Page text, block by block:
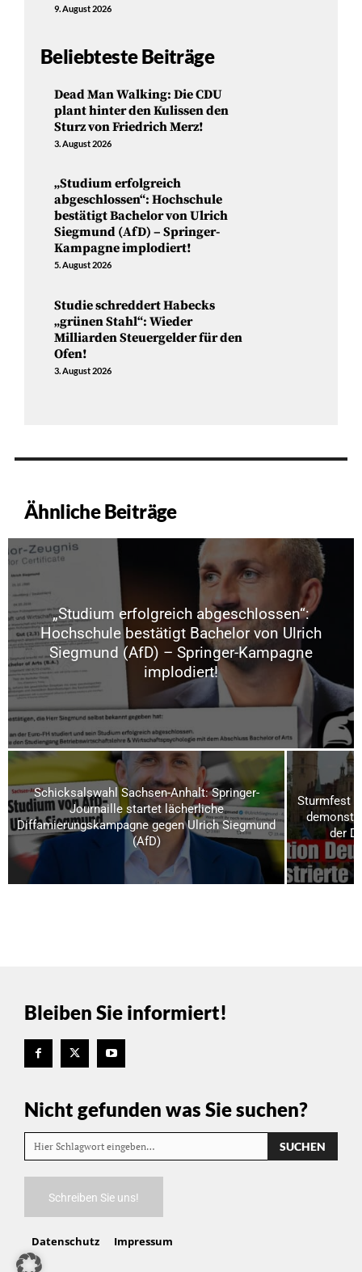
9. August 2026
Beliebteste Beiträge
Dead Man Walking: Die CDU
plant hinter den Kulissen den
Sturz von Friedrich Merz!
3. August 2026
„Studium erfolgreich
abgeschlossen“: Hochschule
bestätigt Bachelor von Ulrich
Siegmund (AfD) – Springer-
Kampagne implodiert!
5. August 2026
Studie schreddert Habecks
„grünen Stahl“: Wieder
Milliarden Steuergelder für den
Ofen!
3. August 2026
Ähnliche Beiträge
„Studium erfolgreich abgeschlossen“:
Hochschule bestätigt Bachelor von Ulrich
Siegmund (AfD) – Springer-Kampagne
implodiert!
Schicksalswahl Sachsen-Anhalt: Springer-
Journaille startet lächerliche
Diffamierungskampagne gegen Ulrich Siegmund
(AfD)
Sturmfest
der
Bleiben Sie informiert!
Nicht gefunden was Sie suchen?
Hier Schlagwort eingeben… SUCHEN
Schreiben Sie uns!
Datenschutz Impressum